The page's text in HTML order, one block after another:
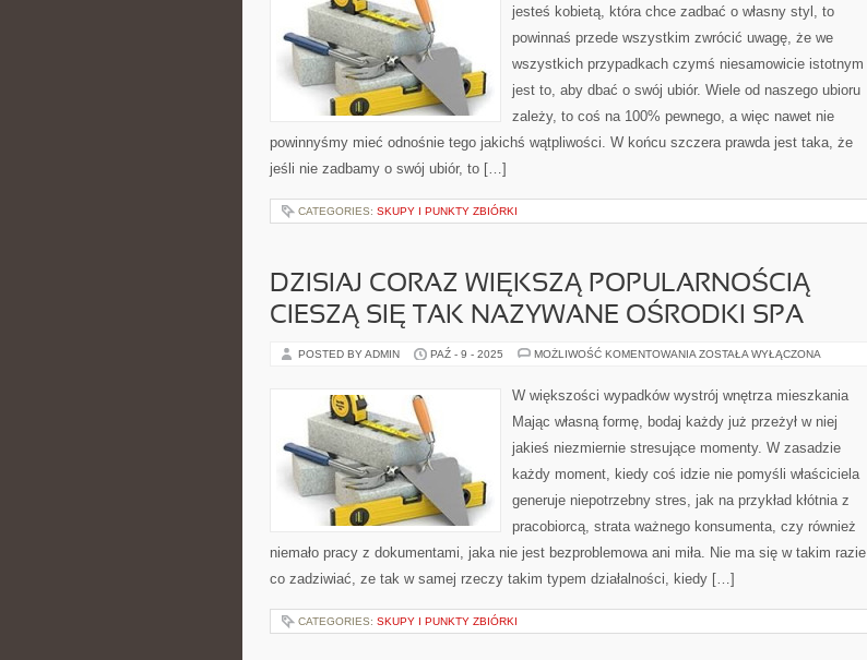
jesteś kobietą, która chce zadbać o własny styl, to
powinnaś przede wszystkim zwrócić uwagę, że we
wszystkich przypadkach czymś niesamowicie istotnym
jest to, aby dbać o swój ubiór. Wiele od naszego ubioru
zależy, to coś na 100% pewnego, a więc nawet nie
powinnyśmy mieć odnośnie tego jakichś wątpliwości. W końcu szczera prawda jest taka, że
jeśli nie zadbamy o swój ubiór, to […]
CATEGORIES: SKUPY I PUNKTY ZBIÓRKI
DZISIAJ CORAZ WIĘKSZĄ POPULARNOŚCIĄ
CIESZĄ SIĘ TAK NAZYWANE OŚRODKI SPA
POSTED BY ADMIN PAŹ - 9 - 2025 MOŻLIWOŚĆ KOMENTOWANIA DZISIAJ
POPULARNOŚCIĄ
CIESZĄ
TAK
OŚRODKI
ZOSTAŁA WYŁĄCZONA
W większości wypadków wystrój wnętrza mieszkania
Mając własną formę, bodaj każdy już przeżył w niej
jakieś niezmiernie stresujące momenty. W zasadzie
każdy moment, kiedy coś idzie nie pomyśli właściciela
generuje niepotrzebny stres, jak na przykład kłótnia z
pracobiorcą, strata ważnego konsumenta, czy również
niemało pracy z dokumentami, jaka nie jest bezproblemowa ani miła. Nie ma się w takim razie
co zadziwiać, ze tak w samej rzeczy takim typem działalności, kiedy […]
CATEGORIES: SKUPY I PUNKTY ZBIÓRKI